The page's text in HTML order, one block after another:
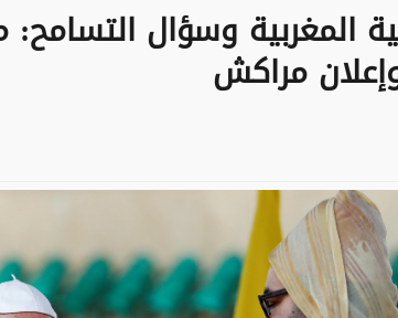
المغربية وسؤال
وإعلان مراكش